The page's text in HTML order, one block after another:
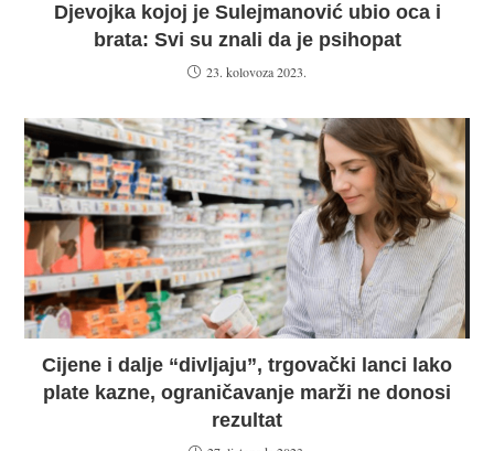
Djevojka kojoj je Sulejmanović ubio oca i
brata: Svi su znali da je psihopat
23. kolovoza 2023.
Cijene i dalje “divljaju”, trgovački lanci lako
plate kazne, ograničavanje marži ne donosi
rezultat